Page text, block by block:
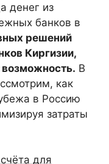
денег из
банков в
решений
Киргизии,
В
как
в Россию
затраты
для